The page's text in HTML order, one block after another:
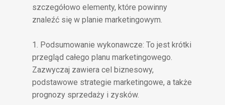
szczegółowo elementy, które powinny
znaleźć się w planie marketingowym.
1. Podsumowanie wykonawcze: To jest krótki
przegląd całego planu marketingowego.
Zazwyczaj zawiera cel biznesowy,
podstawowe strategie marketingowe, a także
prognozy sprzedaży i zysków.